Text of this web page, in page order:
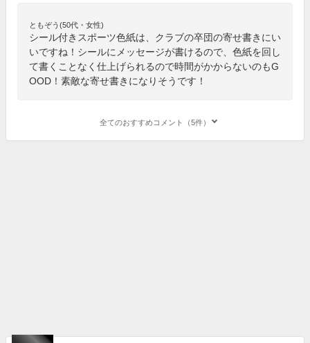
ともぞう(50代・女性)
シール付きスポーツ色紙は、クラブの卒団の寄せ書きにい
いですね！シールにメッセージが書けるので、色紙を回し
て書くことなく仕上げられるので時間がかからないのもG
OOD！素敵な寄せ書きになりそうです！
全てのおすすめコメント（5件）